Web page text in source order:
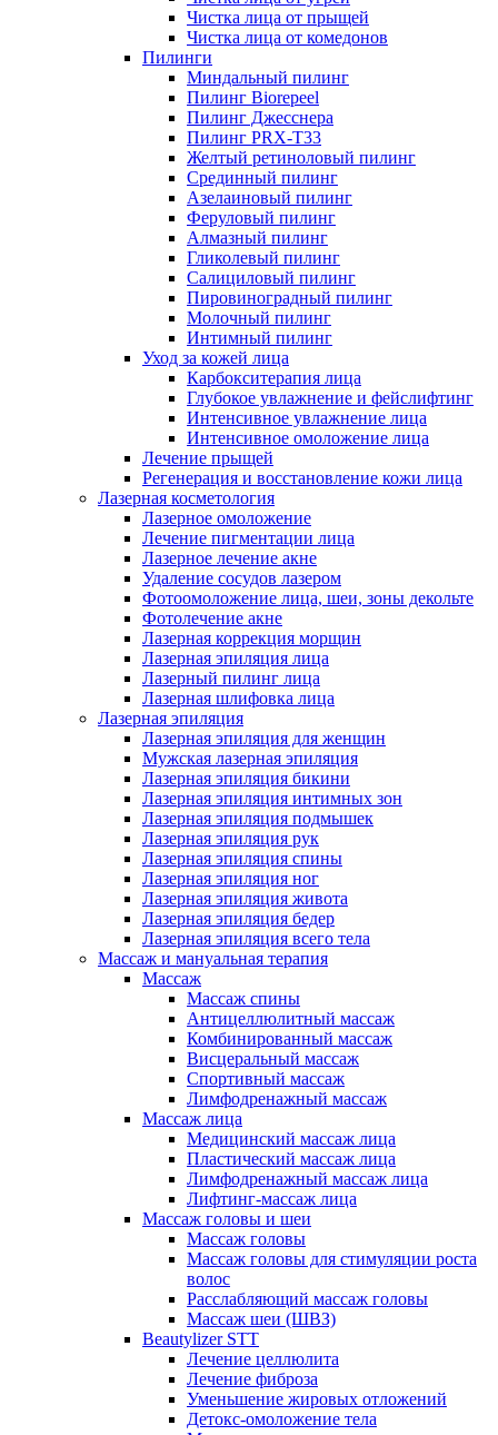
Чистка лица от прыщей
Чистка лица от комедонов
Пилинги
Миндальный пилинг
Пилинг Biorepeel
Пилинг Джесснера
Пилинг PRX-T33
Желтый ретиноловый пилинг
Срединный пилинг
Азелаиновый пилинг
Феруловый пилинг
Алмазный пилинг
Гликолевый пилинг
Салициловый пилинг
Пировиноградный пилинг
Молочный пилинг
Интимный пилинг
Уход за кожей лица
Карбокситерапия лица
Глубокое увлажнение и фейслифтинг
Интенсивное увлажнение лица
Интенсивное омоложение лица
Лечение прыщей
Регенерация и восстановление кожи лица
Лазерная косметология
Лазерное омоложение
Лечение пигментации лица
Лазерное лечение акне
Удаление сосудов лазером
Фотоомоложение лица, шеи, зоны декольте
Фотолечение акне
Лазерная коррекция морщин
Лазерная эпиляция лица
Лазерный пилинг лица
Лазерная шлифовка лица
Лазерная эпиляция
Лазерная эпиляция для женщин
Мужская лазерная эпиляция
Лазерная эпиляция бикини
Лазерная эпиляция интимных зон
Лазерная эпиляция подмышек
Лазерная эпиляция рук
Лазерная эпиляция спины
Лазерная эпиляция ног
Лазерная эпиляция живота
Лазерная эпиляция бедер
Лазерная эпиляция всего тела
Массаж и мануальная терапия
Массаж
Массаж спины
Антицеллюлитный массаж
Комбинированный массаж
Висцеральный массаж
Спортивный массаж
Лимфодренажный массаж
Массаж лица
Медицинский массаж лица
Пластический массаж лица
Лимфодренажный массаж лица
Лифтинг-массаж лица
Массаж головы и шеи
Массаж головы
Массаж головы для стимуляции роста
волос
Расслабляющий массаж головы
Массаж шеи (ШВЗ)
Beautylizer STT
Лечение целлюлита
Лечение фиброза
Уменьшение жировых отложений
Детокс-омоложение тела